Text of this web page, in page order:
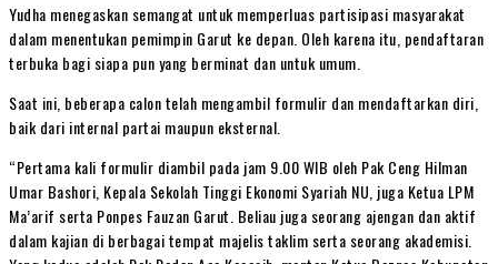
Yudha menegaskan semangat untuk memperluas partisipasi masyarakat
dalam menentukan pemimpin Garut ke depan. Oleh karena itu, pendaftaran
terbuka bagi siapa pun yang berminat dan untuk umum.
Saat ini, beberapa calon telah mengambil formulir dan mendaftarkan diri,
baik dari internal partai maupun eksternal.
“Pertama kali formulir diambil pada jam 9.00 WIB oleh Pak Ceng Hilman
Umar Bashori, Kepala Sekolah Tinggi Ekonomi Syariah NU, juga Ketua LPM
Ma’arif serta Ponpes Fauzan Garut. Beliau juga seorang ajengan dan aktif
dalam kajian di berbagai tempat majelis taklim serta seorang akademisi.